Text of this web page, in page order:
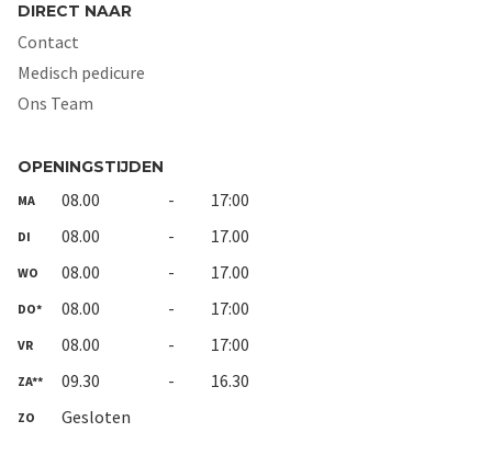
DIRECT NAAR
Contact
Medisch pedicure
Ons Team
OPENINGSTIJDEN
MA 08.00 - 17:00
DI 08.00 - 17.00
WO 08.00 - 17.00
DO* 08.00 - 17:00
VR 08.00 - 17:00
ZA** 09.30 - 16.30
ZO Gesloten